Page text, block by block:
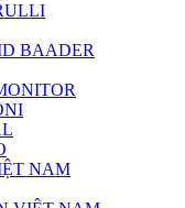
BAADER
NAM